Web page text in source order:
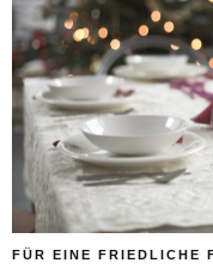
FÜR EINE FRIEDLICHE